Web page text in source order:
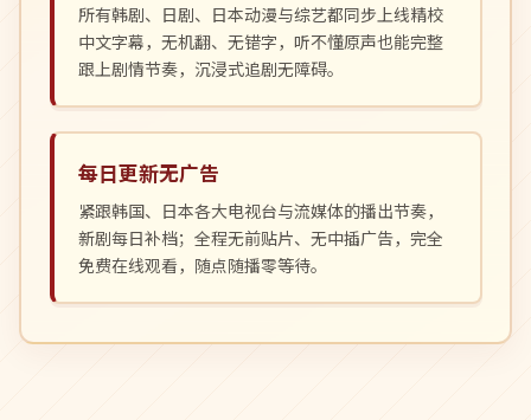
所有韩剧、日剧、日本动漫与综艺都同步上线精校
中文字幕，无机翻、无错字，听不懂原声也能完整
跟上剧情节奏，沉浸式追剧无障碍。
每日更新无广告
紧跟韩国、日本各大电视台与流媒体的播出节奏，
新剧每日补档；全程无前贴片、无中插广告，完全
免费在线观看，随点随播零等待。